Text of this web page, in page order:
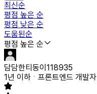
최신순
평점 높은 순
평점 낮은 순
도움된순
평점 높은 순
담담한티동이118935
1년 이하
프론트엔드 개발자